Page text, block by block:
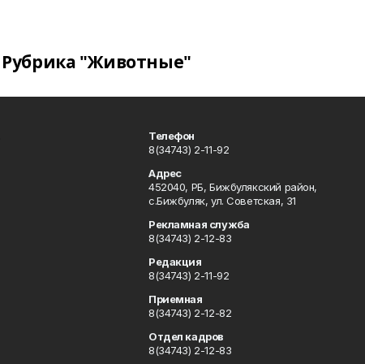
Рубрика "Животные"
Телефон
8(34743) 2-11-92
Адрес
452040, РБ, Бижбулякский район,
с.Бижбуляк, ул. Советская, 31
Рекламная служба
8(34743) 2-12-83
Редакция
8(34743) 2-11-92
Приемная
8(34743) 2-12-82
Отдел кадров
8(34743) 2-12-83